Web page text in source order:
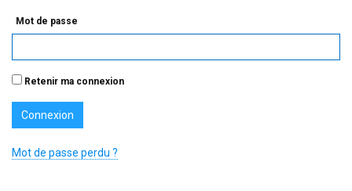
Mot de passe
Retenir ma connexion
Mot de passe perdu ?